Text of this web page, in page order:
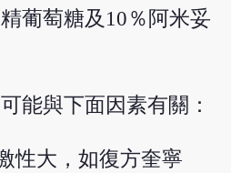
葡萄糖及10％阿米妥
能與下面因素有關：
性大，如復方奎寧